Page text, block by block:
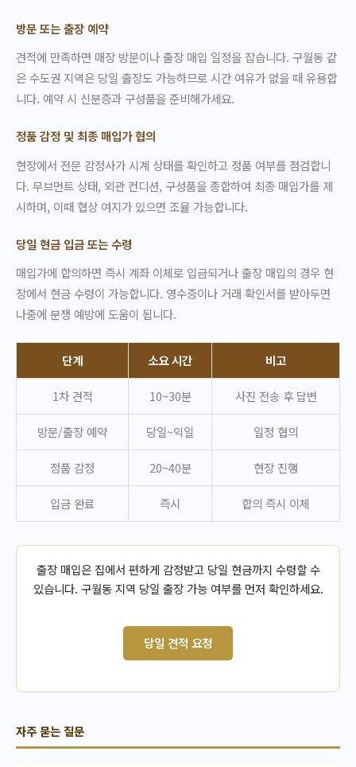
방문 또는 출장 예약
견적에 만족하면 매장 방문이나 출장 매입 일정을 잡습니다. 구월동 같
은 수도권 지역은 당일 출장도 가능하므로 시간 여유가 없을 때 유용합
니다. 예약 시 신분증과 구성품을 준비해가세요.
정품 감정 및 최종 매입가 협의
현장에서 전문 감정사가 시계 상태를 확인하고 정품 여부를 점검합니
다. 무브먼트 상태, 외관 컨디션, 구성품을 종합하여 최종 매입가를 제
시하며, 이때 협상 여지가 있으면 조율 가능합니다.
당일 현금 입금 또는 수령
매입가에 합의하면 즉시 계좌 이체로 입금되거나 출장 매입의 경우 현
장에서 현금 수령이 가능합니다. 영수증이나 거래 확인서를 받아두면
나중에 분쟁 예방에 도움이 됩니다.
단계 소요 시간 비고
1차 견적 10~30분 사진 전송 후 답변
방문/출장 예약 당일~익일 일정 협의
정품 감정 20~40분 현장 진행
입금 완료 즉시 합의 즉시 이체
출장 매입은 집에서 편하게 감정받고 당일 현금까지 수령할 수
있습니다. 구월동 지역 당일 출장 가능 여부를 먼저 확인하세요.
당일 견적 요청
자주 묻는 질문